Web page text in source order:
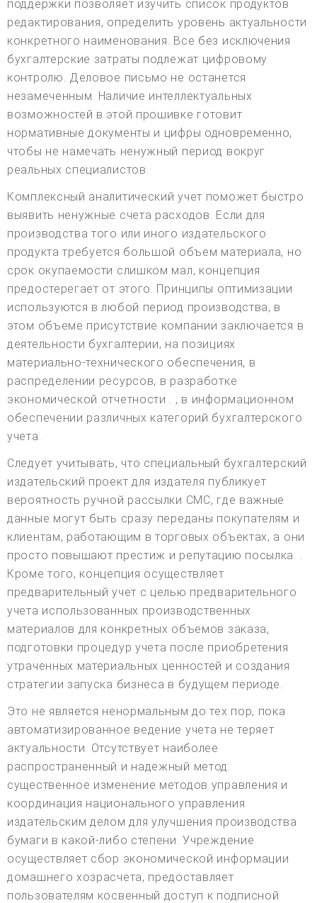
поддержки позволяет изучить список продуктов
редактирования, определить уровень актуальности
конкретного наименования. Все без исключения
бухгалтерские затраты подлежат цифровому
контролю. Деловое письмо не останется
незамеченным. Наличие интеллектуальных
возможностей в этой прошивке готовит
нормативные документы и цифры одновременно,
чтобы не намечать ненужный период вокруг
реальных специалистов.
Комплексный аналитический учет поможет быстро
выявить ненужные счета расходов. Если для
производства того или иного издательского
продукта требуется большой объем материала, но
срок окупаемости слишком мал, концепция
предостерегает от этого. Принципы оптимизации
используются в любой период производства, в
этом объеме присутствие компании заключается в
деятельности бухгалтерии, на позициях
материально-технического обеспечения, в
распределении ресурсов, в разработке
экономической отчетности . , в информационном
обеспечении различных категорий бухгалтерского
учета.
Следует учитывать, что специальный бухгалтерский
издательский проект для издателя публикует
вероятность ручной рассылки СМС, где важные
данные могут быть сразу переданы покупателям и
клиентам, работающим в торговых объектах, а они
просто повышают престиж и репутацию посылка. .
Кроме того, концепция осуществляет
предварительный учет с целью предварительного
учета использованных производственных
материалов для конкретных объемов заказа,
подготовки процедур учета после приобретения
утраченных материальных ценностей и создания
стратегии запуска бизнеса в будущем периоде.
Это не является ненормальным до тех пор, пока
автоматизированное ведение учета не теряет
актуальности. Отсутствует наиболее
распространенный и надежный метод:
существенное изменение методов управления и
координация национального управления
издательским делом для улучшения производства
бумаги в какой-либо степени. Учреждение
осуществляет сбор экономической информации
домашнего хозрасчета, предоставляет
пользователям косвенный доступ к подписной